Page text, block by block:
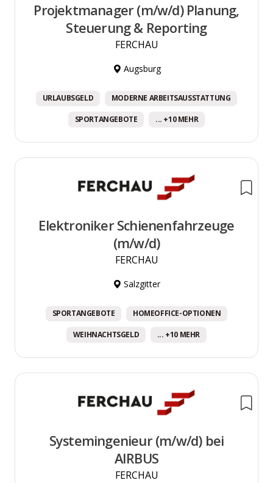
Projektmanager (m/w/d) Planung,
Steuerung & Reporting
FERCHAU
Augsburg
URLAUBSGELD MODERNE ARBEITSAUSSTATTUNG
SPORTANGEBOTE ... +10 MEHR
Elektroniker Schienenfahrzeuge
(m/w/d)
FERCHAU
Salzgitter
SPORTANGEBOTE HOMEOFFICE-OPTIONEN
WEIHNACHTSGELD ... +10 MEHR
Systemingenieur (m/w/d) bei
AIRBUS
FERCHAU